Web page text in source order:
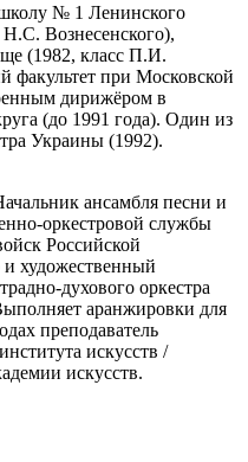
№ 1 Ленинского
Вознесенского),
(1982, класс П.И.
факультет при Московской
дирижёром в
(до 1991 года). Один из
Украины (1992).
ансамбля песни и
оркестровой службы
Российской
художественный
духового оркестра
аранжировки для
преподаватель
искусств /
искусств.